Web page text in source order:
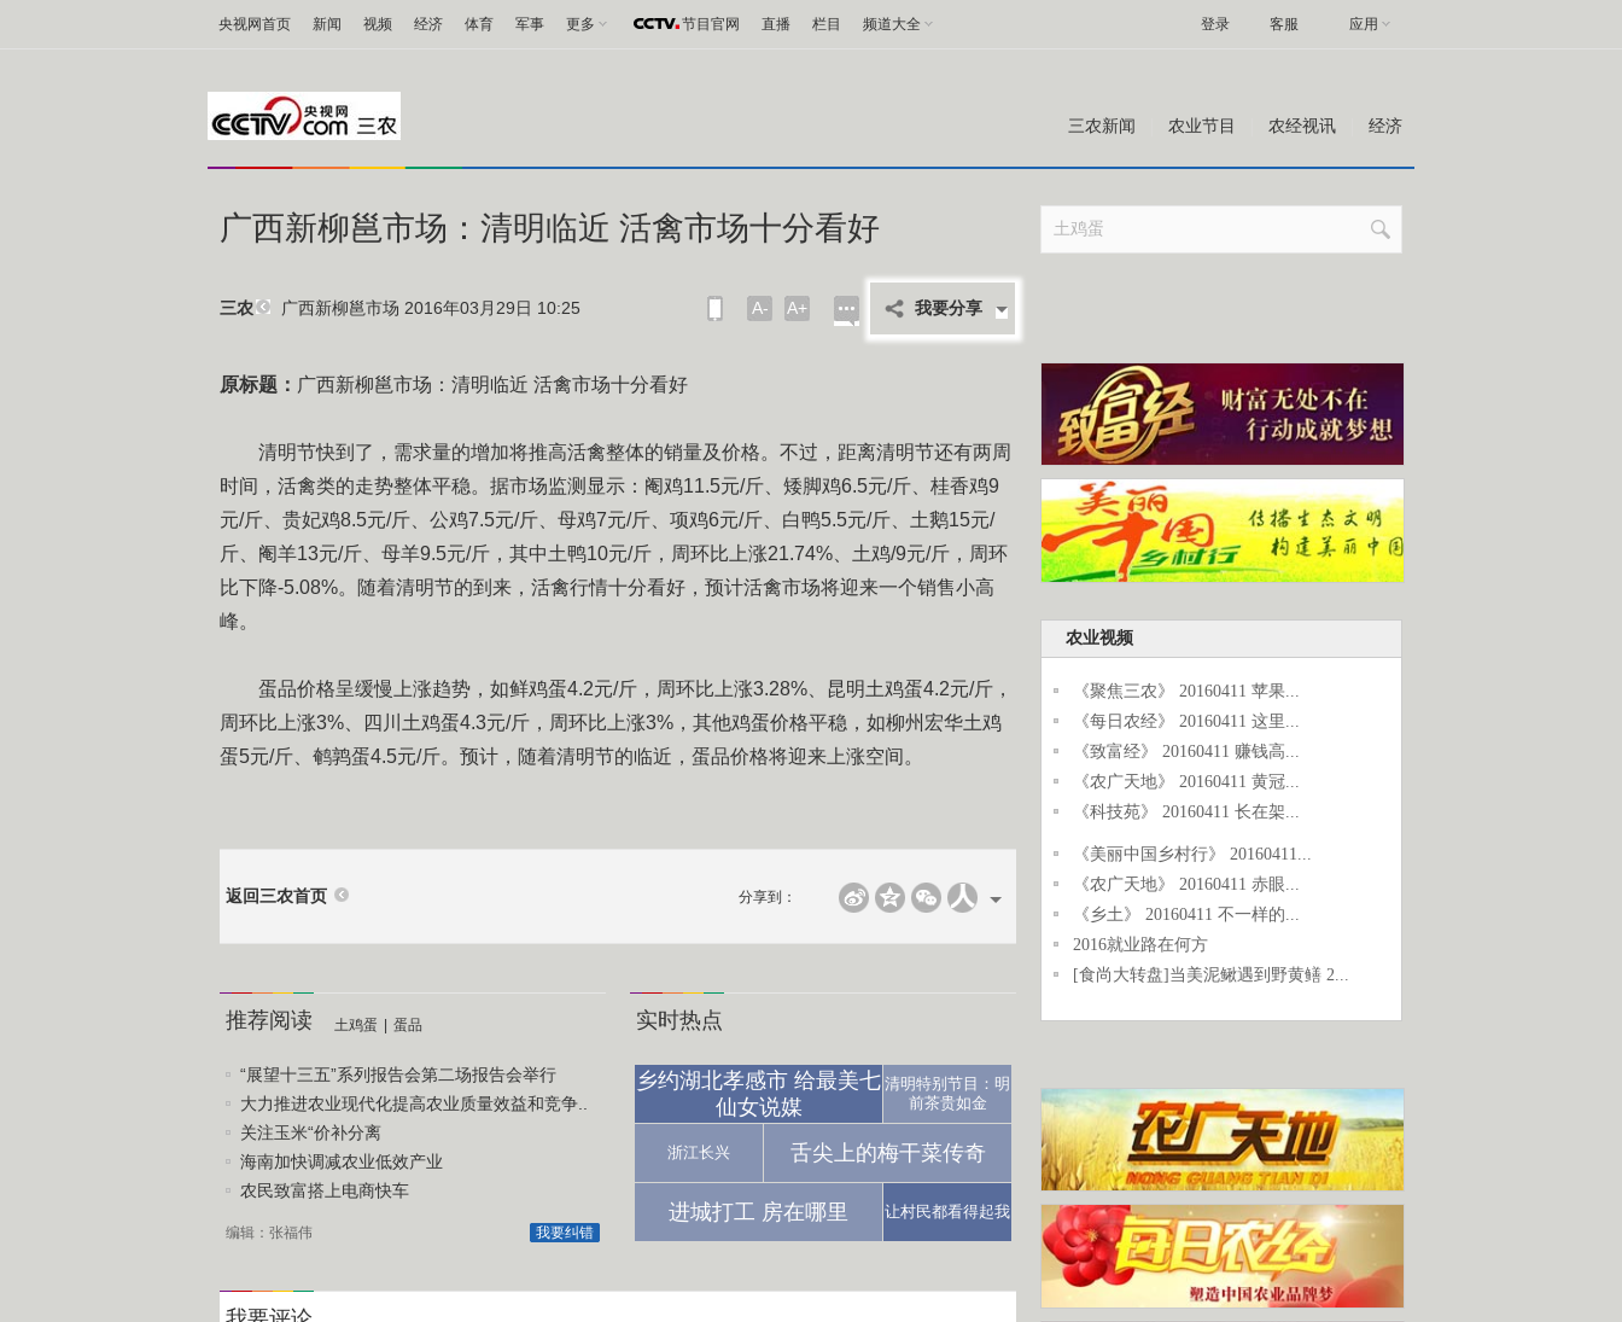
央视网首页 新闻 视频 经济 体育 军事 更多 节目官网 直播 栏目 频道大全 客服 应用
登录
三农新闻 农业节目 农经视讯 经济
广西新柳邕市场：清明临近 活禽市场十分看好
三农 广西新柳邕市场 2016年03月29日 10:25 A- A+ 我要分享
原标题： 广西新柳邕市场：清明临近 活禽市场十分看好
清明节快到了，需求量的增加将推高活禽整体的销量及价格。不过，距离清明节还有两周
时间，活禽类的走势整体平稳。据市场监测显示：阉鸡11.5元/斤、矮脚鸡6.5元/斤、桂香鸡9
元/斤、贵妃鸡8.5元/斤、公鸡7.5元/斤、母鸡7元/斤、项鸡6元/斤、白鸭5.5元/斤、土鹅15元/
斤、阉羊13元/斤、母羊9.5元/斤，其中土鸭10元/斤，周环比上涨21.74%、土鸡/9元/斤，周环
比下降-5.08%。随着清明节的到来，活禽行情十分看好，预计活禽市场将迎来一个销售小高
峰。
蛋品价格呈缓慢上涨趋势，如鲜鸡蛋4.2元/斤，周环比上涨3.28%、昆明土鸡蛋4.2元/斤，
周环比上涨3%、四川土鸡蛋4.3元/斤，周环比上涨3%，其他鸡蛋价格平稳，如柳州宏华土鸡
蛋5元/斤、鹌鹑蛋4.5元/斤。预计，随着清明节的临近，蛋品价格将迎来上涨空间。
返回三农首页 分享到：
推荐阅读 土鸡蛋 蛋品
“展望十三五”系列报告会第二场报告会举行
大力推进农业现代化提高农业质量效益和竞争..
关注玉米“价补分离
海南加快调减农业低效产业
农民致富搭上电商快车
我要纠错
编辑：张福伟
实时热点
乡约湖北孝感市 给最美七
仙女说媒
清明特别节目：明
前茶贵如金
浙江长兴 舌尖上的梅干菜传奇
进城打工 房在哪里 让村民都看得起我
农业视频
《聚焦三农》 20160411 苹果...
《每日农经》 20160411 这里...
《致富经》 20160411 赚钱高...
《农广天地》 20160411 黄冠...
《科技苑》 20160411 长在架...
《美丽中国乡村行》 20160411...
《农广天地》 20160411 赤眼...
《乡土》 20160411 不一样的...
2016就业路在何方
[食尚大转盘]当美泥鳅遇到野黄鳝 2...